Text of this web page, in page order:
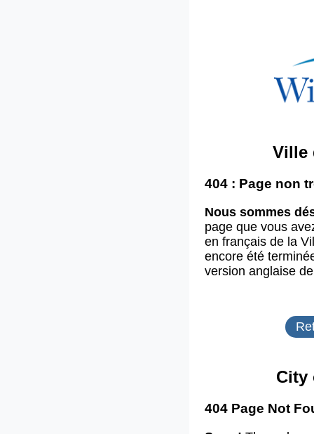
Ville
404 : Page non
Nous sommes
page que vous
en français de la
encore été
version anglaise
City
404 Page Not